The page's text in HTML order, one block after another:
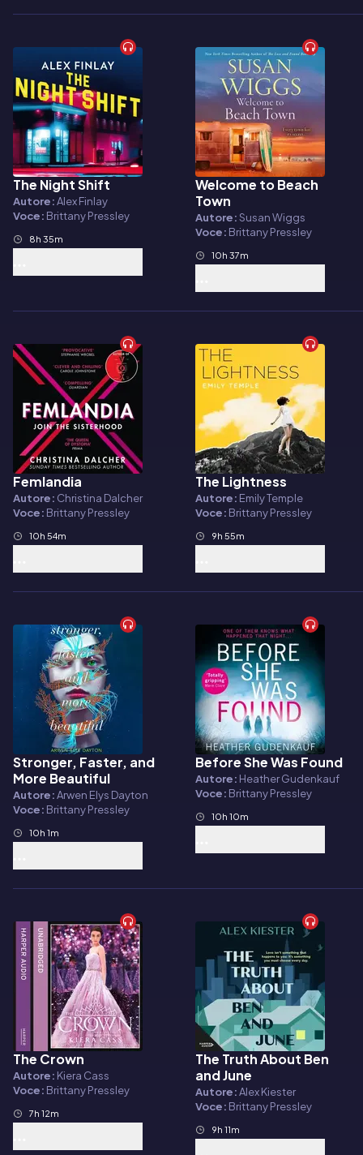
Audiolibro
The Night Shift
Autore:Alex Finlay
Voce: Brittany Pressley
8h 35m
Audiolibro
Welcome to Beach
Town
Autore:Susan Wiggs
Voce: Brittany Pressley
10h 37m
Audiolibro
Femlandia
Autore: Christina Dalcher
Voce: Brittany Pressley
10h 54m
Audiolibro
The Lightness
Autore: Emily Temple
Voce: Brittany Pressley
9h 55m
Audiolibro
Stronger, Faster, and
More Beautiful
Autore:Arwen Elys Dayton
Voce: Brittany Pressley
10h 1m
Audiolibro
Before She Was Found
Autore: Heather Gudenkauf
Voce: Brittany Pressley
10h 10m
Audiolibro
The Crown
Autore: Kiera Cass
Voce: Brittany Pressley
7h 12m
Audiolibro
The Truth About Ben
and June
Autore:Alex Kiester
Voce: Brittany Pressley
9h 11m